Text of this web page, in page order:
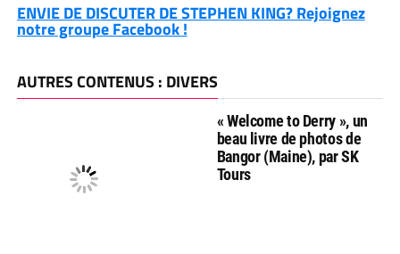
ENVIE DE DISCUTER DE STEPHEN KING? Rejoignez
notre groupe Facebook !
AUTRES CONTENUS : DIVERS
« Welcome to Derry », un
beau livre de photos de
Bangor (Maine), par SK
Tours